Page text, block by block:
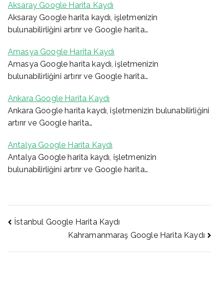
Aksaray Google Harita Kaydı
Aksaray Google harita kaydı, işletmenizin
bulunabilirliğini artırır ve Google harita…
Amasya Google Harita Kaydı
Amasya Google harita kaydı, işletmenizin
bulunabilirliğini artırır ve Google harita…
Ankara Google Harita Kaydı
Ankara Google harita kaydı, işletmenizin bulunabilirliğini
artırır ve Google harita…
Antalya Google Harita Kaydı
Antalya Google harita kaydı, işletmenizin
bulunabilirliğini artırır ve Google harita…
Yazı
İstanbul Google Harita Kaydı
Kahramanmaraş Google Harita Kaydı